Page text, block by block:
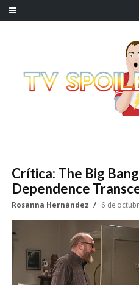
Crítica: The Big
Dependence
Rosanna Hernández 6 de